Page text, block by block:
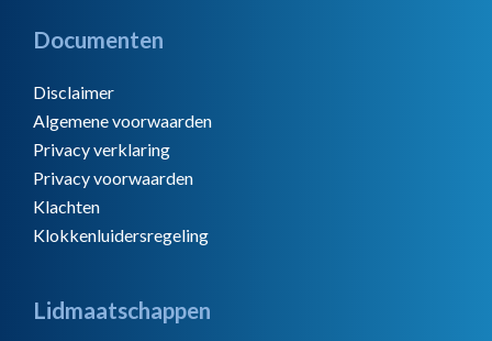
Documenten
Disclaimer
Algemene voorwaarden
Privacy verklaring
Privacy voorwaarden
Klachten
Klokkenluidersregeling
Lidmaatschappen